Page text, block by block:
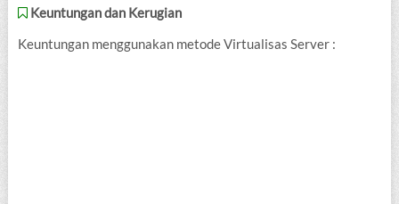
Keuntungan dan Kerugian
Keuntungan menggunakan metode Virtualisas Server :